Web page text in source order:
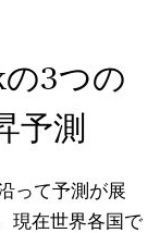
3つの
予測
って予測が展
現在世界各国で